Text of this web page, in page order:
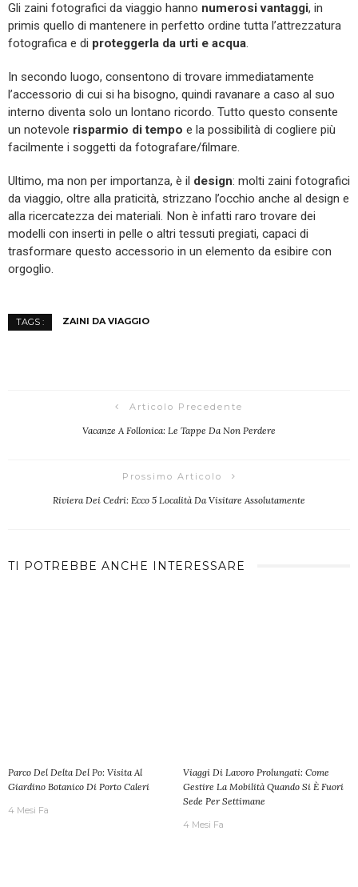
Gli zaini fotografici da viaggio hanno numerosi vantaggi, in
primis quello di mantenere in perfetto ordine tutta l’attrezzatura
fotografica e di proteggerla da urti e acqua.
In secondo luogo, consentono di trovare immediatamente
l’accessorio di cui si ha bisogno, quindi ravanare a caso al suo
interno diventa solo un lontano ricordo. Tutto questo consente
un notevole risparmio di tempo e la possibilità di cogliere più
facilmente i soggetti da fotografare/filmare.
Ultimo, ma non per importanza, è il design: molti zaini fotografici
da viaggio, oltre alla praticità, strizzano l’occhio anche al design e
alla ricercatezza dei materiali. Non è infatti raro trovare dei
modelli con inserti in pelle o altri tessuti pregiati, capaci di
trasformare questo accessorio in un elemento da esibire con
orgoglio.
TAGS : ZAINI DA VIAGGIO
Articolo Precedente
Vacanze A Follonica: Le Tappe Da Non Perdere
Prossimo Articolo
Riviera Dei Cedri: Ecco 5 Località Da Visitare Assolutamente
TI POTREBBE ANCHE INTERESSARE
Parco Del Delta Del Po: Visita Al
Giardino Botanico Di Porto Caleri
4 Mesi Fa
Viaggi Di Lavoro Prolungati: Come
Gestire La Mobilità Quando Si È Fuori
Sede Per Settimane
4 Mesi Fa